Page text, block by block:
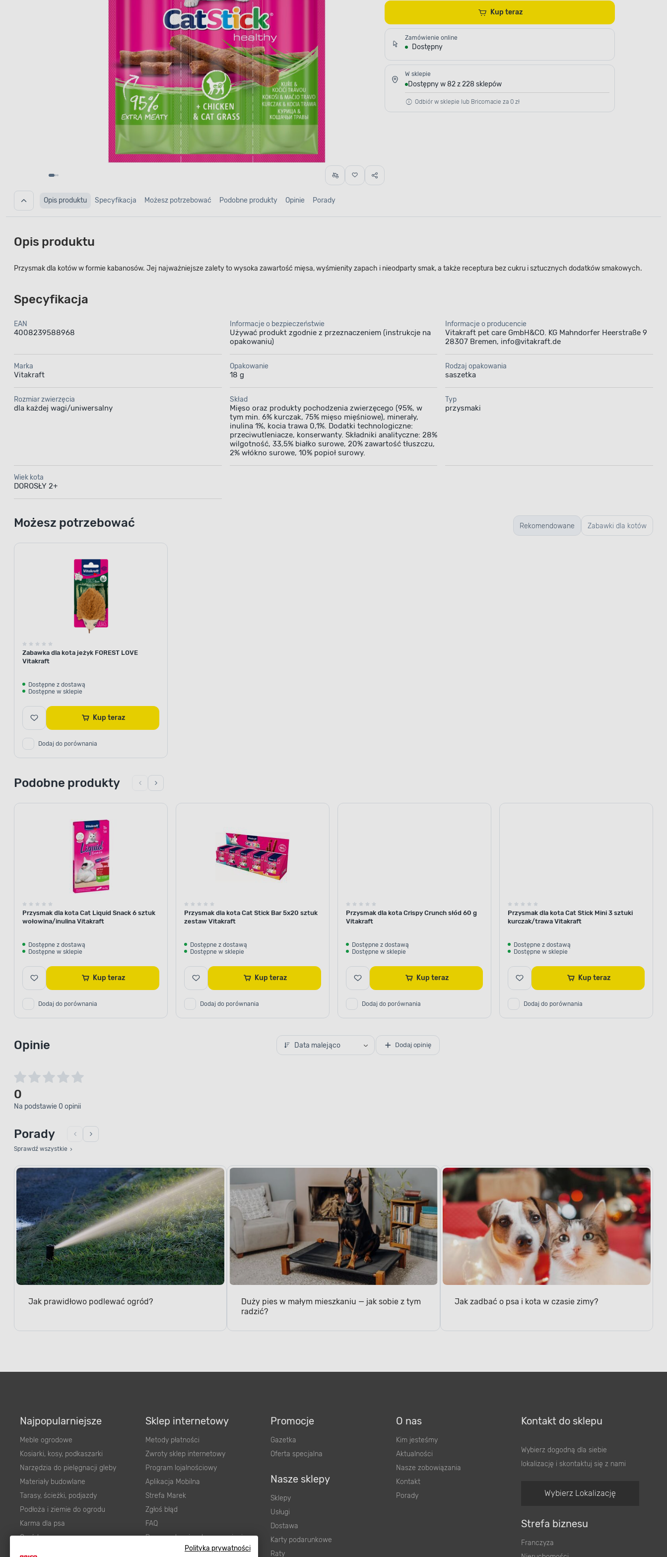
Polityka prywatności
Kup teraz
Zamówienie online
Dostępny
W sklepie
Dostępny w 82 z 228 sklepów
Odbiór w sklepie lub Bricomacie za 0 zł
Opis produktu Specyfikacja Możesz potrzebować Podobne produkty Opinie Porady
Opis produktu
Przysmak dla kotów w formie kabanosów. Jej najważniejsze zalety to wysoka zawartość mięsa, wyśmienity zapach i nieodparty smak, a także receptura bez cukru i sztucznych dodatków smakowych.
Specyfikacja
EAN
4008239588968
Informacje o bezpieczeństwie
Używać produkt zgodnie z przeznaczeniem (instrukcje na
opakowaniu)
Informacje o producencie
Vitakraft pet care GmbH&CO. KG Mahndorfer Heerstraße 9
28307 Bremen, info@vitakraft.de
Marka
Vitakraft
Opakowanie
18 g
Rodzaj opakowania
saszetka
Rozmiar zwierzęcia
dla każdej wagi/uniwersalny
Skład
Mięso oraz produkty pochodzenia zwierzęcego (95%, w
tym min. 6% kurczak, 75% mięso mięśniowe), minerały,
inulina 1%, kocia trawa 0,1%. Dodatki technologiczne:
przeciwutleniacze, konserwanty. Składniki analityczne: 28%
wilgotność, 33,5% białko surowe, 20% zawartość tłuszczu,
2% włókno surowe, 10% popioł surowy.
Typ
przysmaki
Wiek kota
DOROSŁY 2+
Rekomendowane Zabawki dla kotów
Możesz potrzebować
Zabawka dla kota jeżyk FOREST LOVE
Vitakraft
Dostępne z dostawą
Dostępne w sklepie
Kup teraz
Dodaj do porównania
Podobne produkty
Przysmak dla kota Cat Liquid Snack 6 sztuk
wołowina/inulina Vitakraft
Dostępne z dostawą
Dostępne w sklepie
Kup teraz
Dodaj do porównania
Przysmak dla kota Cat Stick Bar 5x20 sztuk
zestaw Vitakraft
Dostępne z dostawą
Dostępne w sklepie
Kup teraz
Dodaj do porównania
Przysmak dla kota Crispy Crunch słód 60 g
Vitakraft
Dostępne z dostawą
Dostępne w sklepie
Kup teraz
Dodaj do porównania
Przysmak dla kota Cat Stick Mini 3 sztuki
kurczak/trawa Vitakraft
Dostępne z dostawą
Dostępne w sklepie
Kup teraz
Dodaj do porównania
Opinie Data malejąco Dodaj opinię
0
Na podstawie 0 opinii
Porady
Sprawdź wszystkie
Jak prawidłowo podlewać ogród?
Duży pies w małym mieszkaniu — jak sobie z tym
radzić?
Jak zadbać o psa i kota w czasie zimy?
Najpopularniejsze
Meble ogrodowe
Kosiarki, kosy, podkaszarki
Narzędzia do pielęgnacji gleby
Materiały budowlane
Tarasy, ścieżki, podjazdy
Podłoża i ziemie do ogrodu
Karma dla psa
Ogród
Sklep internetowy
Metody płatności
Zwroty sklep internetowy
Program lojalnościowy
Aplikacja Mobilna
Strefa Marek
Zgłoś błąd
FAQ
Prawny obowiązek zapewnienia
zgodności towaru z umową
Promocje
Gazetka
Oferta specjalna
Nasze sklepy
Sklepy
Usługi
Dostawa
Karty podarunkowe
Raty
O nas
Kim jesteśmy
Aktualności
Nasze zobowiązania
Kontakt
Porady
Kontakt do sklepu
Wybierz dogodną dla siebie
lokalizację i skontaktuj się z nami
Wybierz Lokalizację
Strefa biznesu
Franczyza